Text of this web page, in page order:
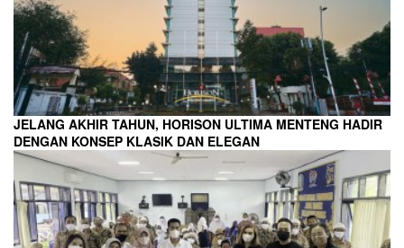
JELANG AKHIR TAHUN, HORISON ULTIMA MENTENG HADIR
DENGAN KONSEP KLASIK DAN ELEGAN